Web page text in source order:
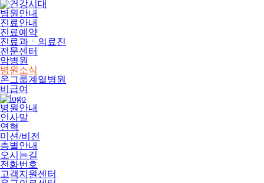
병원안내
진료안내
진료예약
진료과ㆍ의료진
전문센터
암병원
병원소식
온그룹계열병원
비급여
병원안내
인사말
연혁
미션/비전
층별안내
오시는길
전화번호
고객지원센터